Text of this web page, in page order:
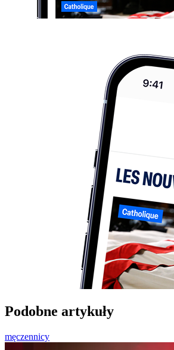
Podobne artykuły
męczennicy